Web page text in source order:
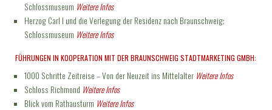
Schlossmuseum Weitere Infos
Herzog Carl I und die Verlegung der Residenz nach Braunschweig;
Schlossmuseum Weitere Infos
FÜHRUNGEN IN KOOPERATION MIT DER BRAUNSCHWEIG STADTMARKETING GMBH:
1000 Schritte Zeitreise – Von der Neuzeit ins Mittelalter Weitere Infos
Schloss Richmond Weitere Infos
Blick vom Rathausturm Weitere Infos